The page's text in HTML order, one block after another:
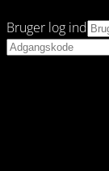
Bruger log ind